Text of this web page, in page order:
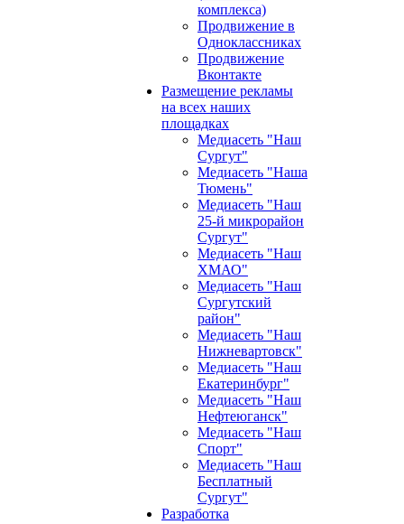
комплекса)
Продвижение в
Одноклассниках
Продвижение
Вконтакте
Размещение рекламы
на всех наших
площадках
Медиасеть "Наш
Сургут"
Медиасеть "Наша
Тюмень"
Медиасеть "Наш
25-й микрорайон
Сургут"
Медиасеть "Наш
ХМАО"
Медиасеть "Наш
Сургутский
район"
Медиасеть "Наш
Нижневартовск"
Медиасеть "Наш
Екатеринбург"
Медиасеть "Наш
Нефтеюганск"
Медиасеть "Наш
Спорт"
Медиасеть "Наш
Бесплатный
Сургут"
Разработка